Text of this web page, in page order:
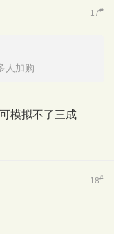
17#
人加购
模拟不了三成
18#